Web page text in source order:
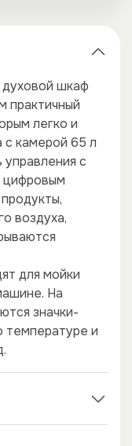
шкаф
практичный
легко и
с камерой 65 л
с
цифровым
воздуха,
для мойки
На
значки-
температуре и